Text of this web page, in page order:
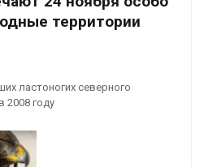
территории
ластоногих северного
2008 году